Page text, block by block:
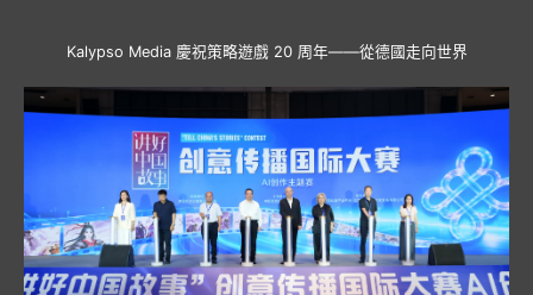
Kalypso Media 慶祝策略遊戲 20 周年——從德國走向世界